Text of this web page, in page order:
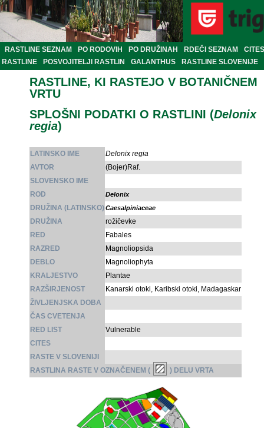
RASTLINE SEZNAM PO RODOVIH PO DRUŽINAH RDEČI SEZNAM
CITES
RASTLINE
POSVOJITELJI RASTLIN GALANTHUS RASTLINE SLOVENIJE
RASTLINE, KI RASTEJO V BOTANIČNEM
VRTU
SPLOŠNI PODATKI O RASTLINI (Delonix
regia)
LATINSKO IME
Delonix regia
AVTOR
(Bojer)Raf.
SLOVENSKO IME
ROD
Delonix
DRUŽINA (LATINSKO)Caesalpiniaceae
DRUŽINA
rožičevke
RED
Fabales
RAZRED
Magnoliopsida
DEBLO
Magnoliophyta
KRALJESTVO
Plantae
RAZŠIRJENOST
Kanarski otoki, Karibski otoki, Madagaskar
ŽIVLJENJSKA DOBA
ČAS CVETENJA
RED LIST
Vulnerable
CITES
RASTE V SLOVENIJI
RASTLINA RASTE V OZNAČENEM (
) DELU VRTA